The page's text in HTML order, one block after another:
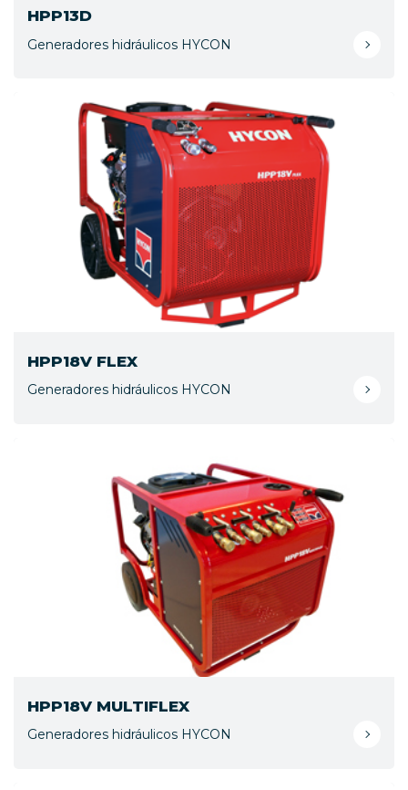
HPP13D
Generadores hidráulicos HYCON
HPP18V FLEX
Generadores hidráulicos HYCON
HPP18V MULTIFLEX
Generadores hidráulicos HYCON